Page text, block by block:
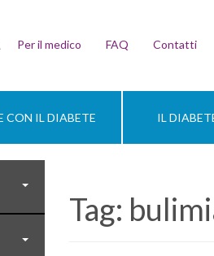
Per il medico FAQ Contatti
CON IL DIABETE IL
Tag: